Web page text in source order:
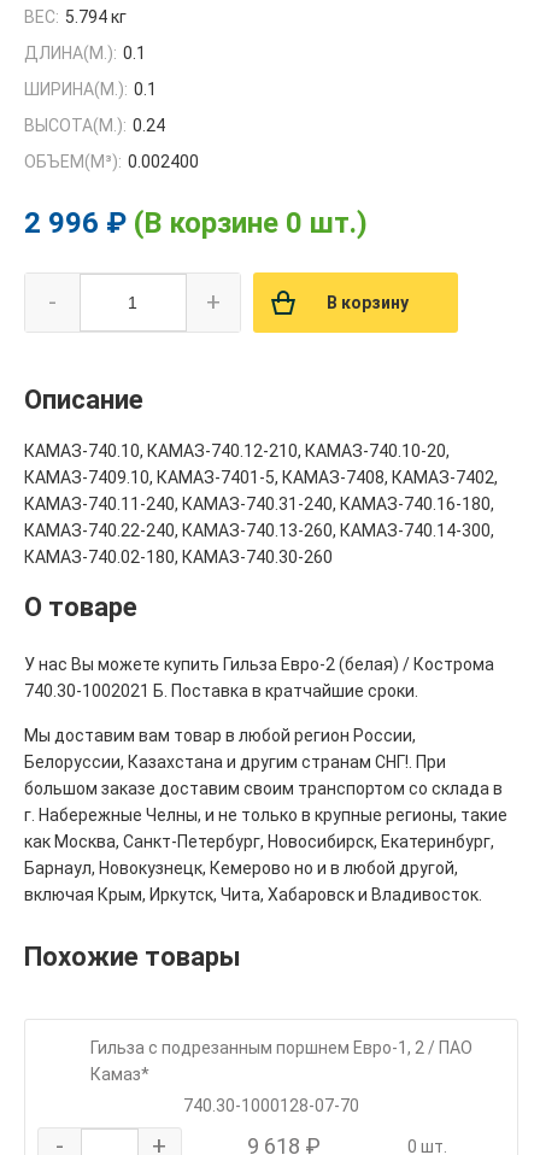
ВЕС: 5.794 кг
ДЛИНА(М.): 0.1
ШИРИНА(М.): 0.1
ВЫСОТА(М.): 0.24
ОБЪЕМ(M³): 0.002400
2 996 ₽ (В корзине 0 шт.)
- + В корзину
Описание
КАМАЗ-740.10, КАМАЗ-740.12-210, КАМАЗ-740.10-20,
КАМАЗ-7409.10, КАМАЗ-7401-5, КАМАЗ-7408, КАМАЗ-7402,
КАМАЗ-740.11-240, КАМАЗ-740.31-240, КАМАЗ-740.16-180,
КАМАЗ-740.22-240, КАМАЗ-740.13-260, КАМАЗ-740.14-300,
КАМАЗ-740.02-180, КАМАЗ-740.30-260
О товаре
У нас Вы можете купить Гильза Евро-2 (белая) / Кострома
740.30-1002021 Б. Поставка в кратчайшие сроки.
Мы доставим вам товар в любой регион России,
Белоруссии, Казахстана и другим странам СНГ!. При
большом заказе доставим своим транспортом со склада в
г. Набережные Челны, и не только в крупные регионы, такие
как Москва, Санкт-Петербург, Новосибирск, Екатеринбург,
Барнаул, Новокузнецк, Кемерово но и в любой другой,
включая Крым, Иркутск, Чита, Хабаровск и Владивосток.
Похожие товары
Гильза с подрезанным поршнем Евро-1, 2 / ПАО
Камаз*
740.30-1000128-07-70
- + 9 618 ₽ 0 шт.